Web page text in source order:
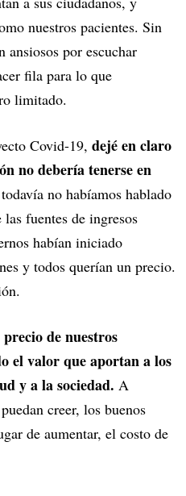
nuestros pacientes. Sin
ansiosos por escuchar
fila para lo que
limitado.
Covid-19, dejé en claro
no debería tenerse en
no habíamos hablado
fuentes de ingresos
habían iniciado
y todos querían un precio.
de nuestros
el valor que aportan a los
y a la sociedad. A
creer, los buenos
de aumentar, el costo de